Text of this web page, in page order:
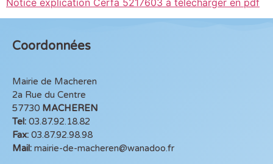
Notice explication Cerfa 5217603 à télécharger en pdf
Coordonnées
Mairie de Macheren
2a Rue du Centre
57730 MACHEREN
Tel: 03.87.92.18.82
Fax: 03.87.92.98.98
Mail: mairie-de-macheren@wanadoo.fr